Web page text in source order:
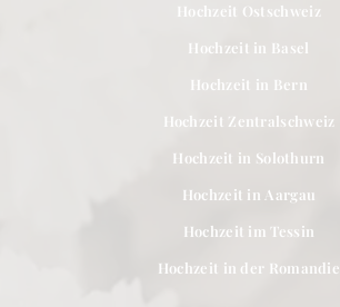
Hochzeit Ostschweiz
Hochzeit in Basel
Hochzeit in Bern
Hochzeit Zentralschweiz
Hochzeit in Solothurn
Hochzeit in Aargau
Hochzeit im Tessin
Hochzeit in der Romandie